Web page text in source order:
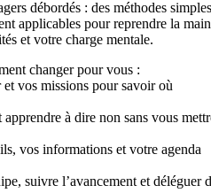
débordés : des méthodes
applicables pour reprendre la main
et votre charge mentale.
changer pour vous :
vos missions pour savoir où
à dire non sans vous
vos informations et votre agenda
suivre l’avancement et déléguer